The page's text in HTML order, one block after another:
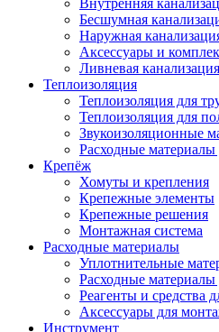
Бесшумная
Наружная
Аксессуары и
Ливневая канализация
Теплоизоляция
Теплоизоляция для
Теплоизоляция для
Звукоизоляционные
Расходные материалы
Крепёж
Хомуты и крепления
Крепежные элементы
Крепежные решения
Монтажная система
Расходные материалы
Уплотнительные
Расходные
Реагенты и средства
Аксессуары для
Инструмент